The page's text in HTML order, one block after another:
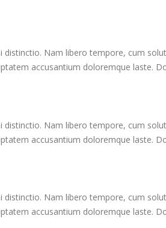
Nam libero tempore, cum
accusantium doloremque laste.
Nam libero tempore, cum
accusantium doloremque laste.
Nam libero tempore, cum
accusantium doloremque laste.